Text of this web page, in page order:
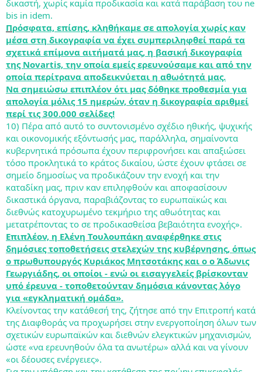
δικαστή, χωρίς καμία προδικασία και κατά παράβαση του ne
bis in idem.
Πρόσφατα, επίσης, κληθήκαμε σε απολογία χωρίς καν
μέσα στη δικογραφία να έχει συμπεριληφθεί παρά τα
σχετικά επίμονα αιτήματά μας, η βασική δικογραφία
της Novartis, την οποία εμείς ερευνούσαμε και από την
οποία περίτρανα αποδεικνύεται η αθωότητά μας.
Να σημειώσω επιπλέον ότι μας δόθηκε προθεσμία για
απολογία μόλις 15 ημερών, όταν η δικογραφία αριθμεί
περί τις 300.000 σελίδες!
10) Πέρα από αυτό το συντονισμένο σχέδιο ηθικής, ψυχικής
και οικονομικής εξόντωσής μας, παράλληλα, σημαίνοντα
κυβερνητικά πρόσωπα έχουν περιφρονήσει και απαξιώσει
τόσο προκλητικά το κράτος δικαίου, ώστε έχουν φτάσει σε
σημείο δημοσίως να προδικάζουν την ενοχή και την
καταδίκη μας, πριν καν επιληφθούν και αποφασίσουν
δικαστικά όργανα, παραβιάζοντας το ευρωπαϊκώς και
διεθνώς κατοχυρωμένο τεκμήριο της αθωότητας και
μετατρέποντας το σε προδικασθείσα βεβαιότητα ενοχής».
Επιπλέον, η Ελένη Τουλουπάκη αναφέρθηκε στις
δημόσιες τοποθετήσεις στελεχών της κυβέρνησης, όπως
ο πρωθυπουργός Κυριάκος Μητσοτάκης και ο ο Άδωνις
Γεωργιάδης, οι οποίοι - ενώ οι εισαγγελείς βρίσκονταν
υπό έρευνα - τοποθετούνταν δημόσια κάνοντας λόγο
για «εγκληματική ομάδα».
Κλείνοντας την κατάθεσή της, ζήτησε από την Επιτροπή κατά
της Διαφθοράς να προχωρήσει στην ενεργοποίηση όλων των
σχετικών ευρωπαϊκών και διεθνών ελεγκτικών μηχανισμών,
ώστε «να ερευνηθούν όλα τα ανωτέρω» αλλά και να γίνουν
«οι δέουσες ενέργειες».